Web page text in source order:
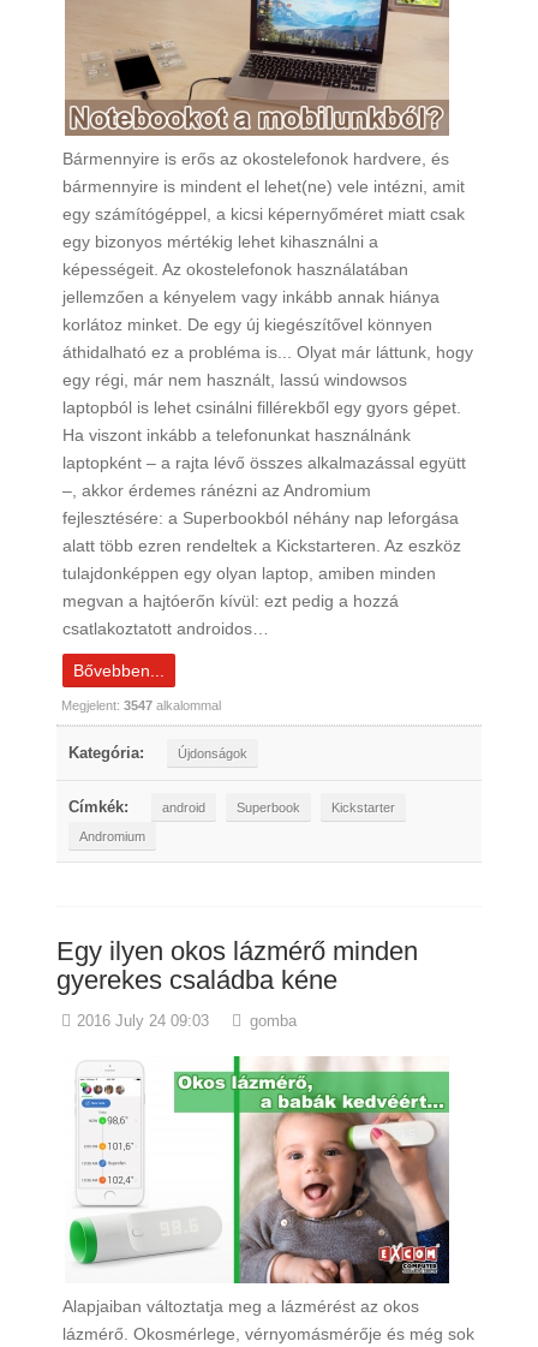
Bármennyire is erős az okostelefonok hardvere, és
bármennyire is mindent el lehet(ne) vele intézni, amit
egy számítógéppel, a kicsi képernyőméret miatt csak
egy bizonyos mértékig lehet kihasználni a
képességeit. Az okostelefonok használatában
jellemzően a kényelem vagy inkább annak hiánya
korlátoz minket. De egy új kiegészítővel könnyen
áthidalható ez a probléma is... Olyat már láttunk, hogy
egy régi, már nem használt, lassú windowsos
laptopból is lehet csinálni fillérekből egy gyors gépet.
Ha viszont inkább a telefonunkat használnánk
laptopként – a rajta lévő összes alkalmazással együtt
–, akkor érdemes ránézni az Andromium
fejlesztésére: a Superbookból néhány nap leforgása
alatt több ezren rendeltek a Kickstarteren. Az eszköz
tulajdonképpen egy olyan laptop, amiben minden
megvan a hajtóerőn kívül: ezt pedig a hozzá
csatlakoztatott androidos…
Bővebben...
Megjelent: 3547alkalommal
Kategória: Újdonságok
Címkék: android Superbook
Kickstarter
Andromium
Egy ilyen okos lázmérő minden
gyerekes családba kéne
2016 July 24 09:03 gomba
Alapjaiban változtatja meg a lázmérést az okos
lázmérő. Okosmérlege, vérnyomásmérője és még sok